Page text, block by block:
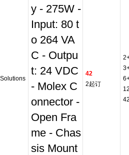
y - 275W -
Input: 80 t
o 264 VA
C - Outpu
t: 24 VDC
- Molex C
onnector -
Open Fra
me - Chas
sis Mount
42
2起订